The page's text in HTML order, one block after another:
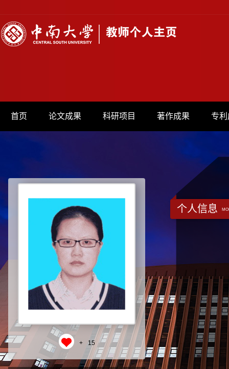
首页 论文成果 科研项目 著作成果 专
+ 15
个人信息